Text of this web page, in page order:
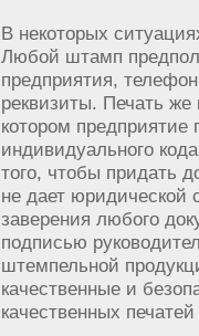
В некоторых
Любой штамп
предприятия,
реквизиты. Печать же
котором
индивидуального
того, чтобы придать
не дает юридической
заверения любого
подписью
штемпельной
качественные и
качественных